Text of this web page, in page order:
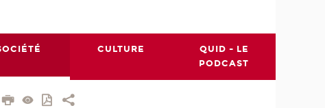
CULTURE
QUID - LE
PODCAST